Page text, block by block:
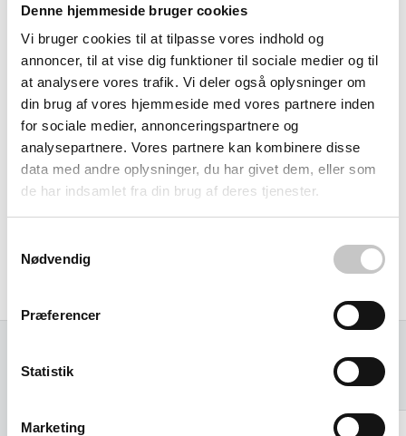
Denne hjemmeside bruger cookies
Vi bruger cookies til at tilpasse vores indhold og
annoncer, til at vise dig funktioner til sociale medier og til
at analysere vores trafik. Vi deler også oplysninger om
din brug af vores hjemmeside med vores partnere inden
for sociale medier, annonceringspartnere og
analysepartnere. Vores partnere kan kombinere disse
data med andre oplysninger, du har givet dem, eller som
de har indsamlet fra din brug af deres tjenester.
Nødvendig
Præferencer
Statistik
Marketing
forhold, og ejendomsadministratorer får en
vedligeholdsfri løsning, der holder i årevis.
Nem montering på standard tipcontainere
Låget er designet til at passe perfekt på standard
tipcontainere med 3000 liters volumen og kan let
eftermonteres på eksisterende udstyr. Konstruktionen
følger gældende industrielle standarder for
daglig intensiv brug og skiftende vejrforhold gennem hele
Relaterede varer